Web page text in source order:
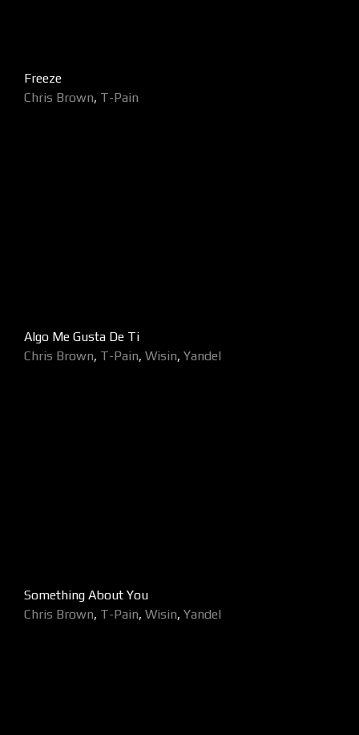
Freeze
Chris Brown, T-Pain
Algo Me Gusta De Ti
Chris Brown, T-Pain, Wisin, Yandel
Something About You
Chris Brown, T-Pain, Wisin, Yandel